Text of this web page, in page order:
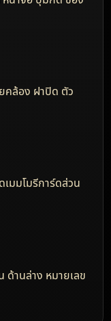
องศาและกล้อง